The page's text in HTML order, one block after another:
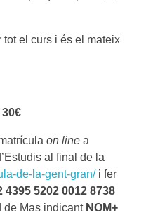
el curs i és el mateix
on line a
al final de la
de-la-gent-gran/i fer
4395 5202 0012 8738
de Mas indicant NOM+